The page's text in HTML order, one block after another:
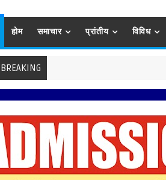
होम समाचार प्रांतीय विविध
BREAKING